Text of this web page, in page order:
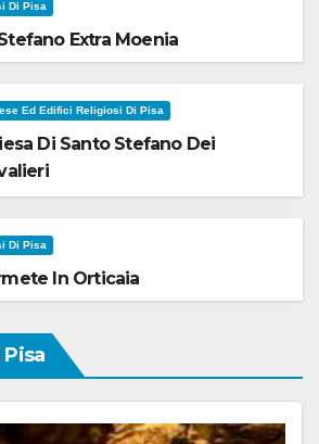
Di Pisa
Extra Moenia
Ed Edifici Religiosi Di Pisa
Di Santo Stefano Dei
Di Pisa
In Orticaia